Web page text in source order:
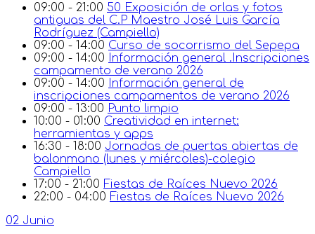
09:00 - 21:00 50 Exposición de orlas y fotos
antiguas del C.P Maestro José Luis García
Rodríguez (Campiello)
09:00 - 14:00 Curso de socorrismo del Sepepa
09:00 - 14:00 Información general .Inscripciones
campamento de verano 2026
09:00 - 14:00 Información general de
inscripciones campamentos de verano 2026
09:00 - 13:00 Punto limpio
10:00 - 01:00 Creatividad en internet:
herramientas y apps
16:30 - 18:00 Jornadas de puertas abiertas de
balonmano (lunes y miércoles)-colegio
Campiello
17:00 - 21:00 Fiestas de Raíces Nuevo 2026
22:00 - 04:00 Fiestas de Raíces Nuevo 2026
02 Junio